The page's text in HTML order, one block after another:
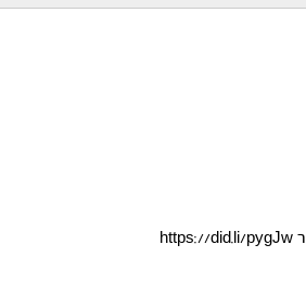
https://did.li/pygJw